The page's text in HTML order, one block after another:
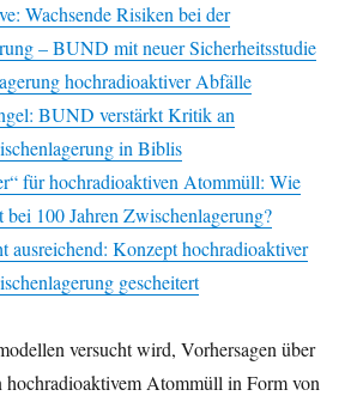
Wachsende Risiken bei der
– BUND mit neuer Sicherheitsstudie
hochradioaktiver Abfälle
BUND verstärkt Kritik an
in Biblis
für hochradioaktiven Atommüll: Wie
bei 100 Jahren Zwischenlagerung?
ausreichend: Konzept hochradioaktiver
gescheitert
versucht wird, Vorhersagen über
hochradioaktivem Atommüll in Form von